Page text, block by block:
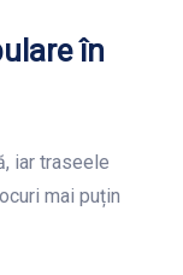
în
iar traseele
mai puțin